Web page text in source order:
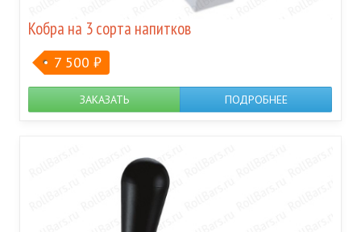
Кобра на 3 сорта напитков
7 500 ₽
ЗАКАЗАТЬ ПОДРОБНЕЕ